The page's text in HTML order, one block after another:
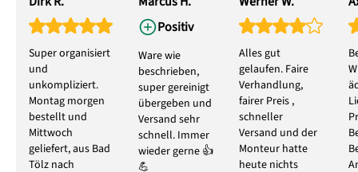
Super organisiert
und
unkompliziert.
Montag morgen
bestellt und
Mittwoch
geliefert, aus Bad
Tölz nach
Positiv
Ware wie
beschrieben,
super gereinigt
übergeben und
Versand sehr
schnell. Immer
wieder gerne 👍
💪
Alles gut
gelaufen. Faire
Verhandlung,
fairer Preis ,
schneller
Versand und der
Monteur hatte
heute nichts